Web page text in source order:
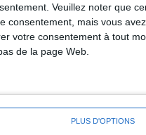
Veuillez noter que
consentement, mais vous
votre consentement à tout
de la page Web.
PLUS D'OPTIONS
demandé